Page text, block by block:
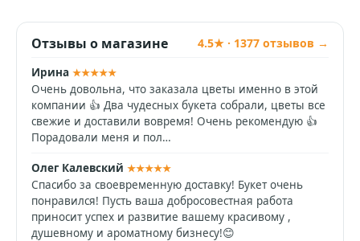
Отзывы о магазине 4.5★ · 1377 отзывов →
Ирина ★★★★★
Очень довольна, что заказала цветы именно в этой
компании 👍 Два чудесных букета собрали, цветы все
свежие и доставили вовремя! Очень рекомендую 👍
Порадовали меня и пол…
Олег Калевский ★★★★★
Спасибо за своевременную доставку! Букет очень
понравился! Пусть ваша добросовестная работа
приносит успех и развитие вашему красивому ,
душевному и ароматному бизнесу!😊